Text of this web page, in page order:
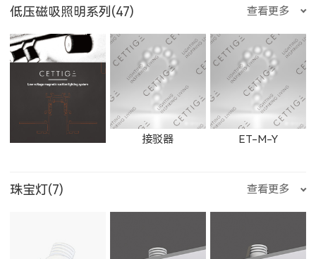
天蝎座 摩羯座
水瓶座 双鱼座 石膏检修口
1863LED 1864LED 11163LED
11164LED W1606LED
29013LED 8901LED 5901LED
21152LED 81151LED 81152LED
11014LED W11014LED 11012LED
11015LED W11015LED
低压磁吸照明系列(47) 查看更多
接驳器 ET-M-Y
珠宝灯(7) 查看更多